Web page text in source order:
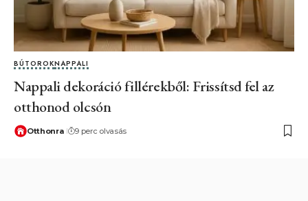
BÚTOROKNAPPALI
Nappali dekoráció fillérekből: Frissítsd fel az
otthonod olcsón
Otthonra 9 perc olvasás